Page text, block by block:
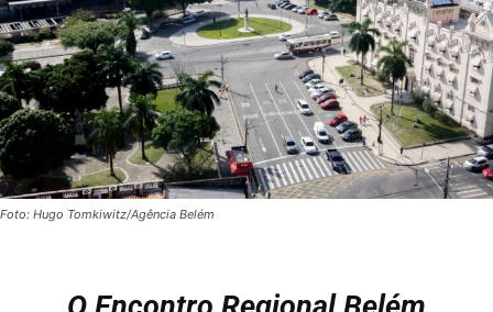
Foto: Hugo Tomkiwitz/Agência Belém